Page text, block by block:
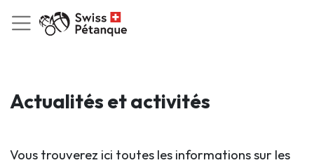
Actualités et activités
Vous trouverez ici toutes les informations sur les